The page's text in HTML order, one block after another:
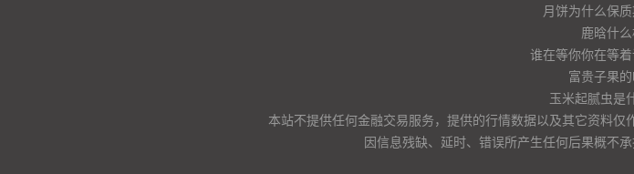
月饼为什么保
鹿晗什
谁在等你你在等
富贵子果
玉米起腻虫是
本站不提供任何金融交易服务，提供的行情数据以及其它资料仅
因信息残缺、延时、错误所产生任何后果概不